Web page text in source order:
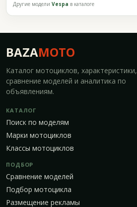
Другие модели Vespa в каталоге
BAZAMOTO
Каталог мотоциклов, характеристики,
сравнение моделей и аналитика по
объявлениям.
КАТАЛОГ
Поиск по моделям
Марки мотоциклов
Классы мотоциклов
ПОДБОР
Сравнение моделей
Подбор мотоцикла
Размещение рекламы